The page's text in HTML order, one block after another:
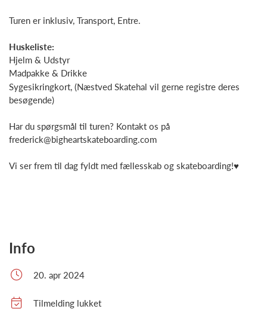
Turen er inklusiv, Transport, Entre.
Huskeliste:
Hjelm & Udstyr
Madpakke & Drikke
Sygesikringkort, (Næstved Skatehal vil gerne registre deres
besøgende)
Har du spørgsmål til turen? Kontakt os på
frederick@bigheartskateboarding.com
Vi ser frem til dag fyldt med fællesskab og skateboarding!♥
Info
20. apr 2024
Tilmelding lukket